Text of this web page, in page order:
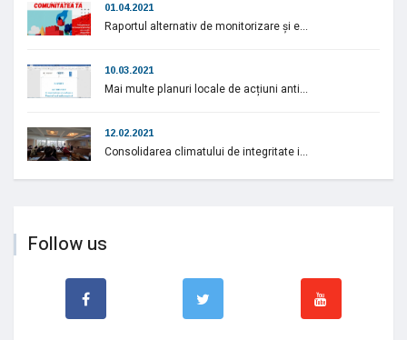
01.04.2021
Raportul alternativ de monitorizare și e...
10.03.2021
Mai multe planuri locale de acțiuni anti...
12.02.2021
Consolidarea climatului de integritate i...
Follow us